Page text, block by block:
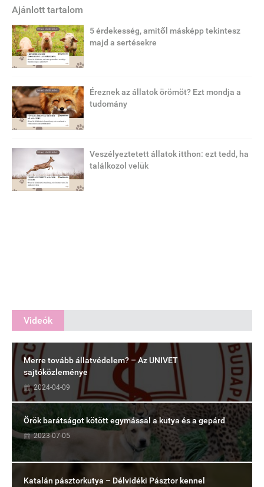
Ajánlott tartalom
5 érdekesség, amitől másképp tekintesz
majd a sertésekre
Éreznek az állatok örömöt? Ezt mondja a
tudomány
Veszélyeztetett állatok itthon: ezt tedd, ha
találkozol velük
Videók
Merre tovább állatvédelem? – Az UNIVET
sajtóközleménye
2024-04-09
Örök barátságot kötött egymással a kutya és a gepárd
2023-07-05
Katalán pásztorkutya – Délvidéki Pásztor kennel